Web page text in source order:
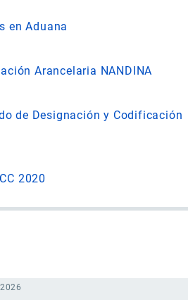
en Aduana
Arancelaria NANDINA
de Designación y Codificación
2020